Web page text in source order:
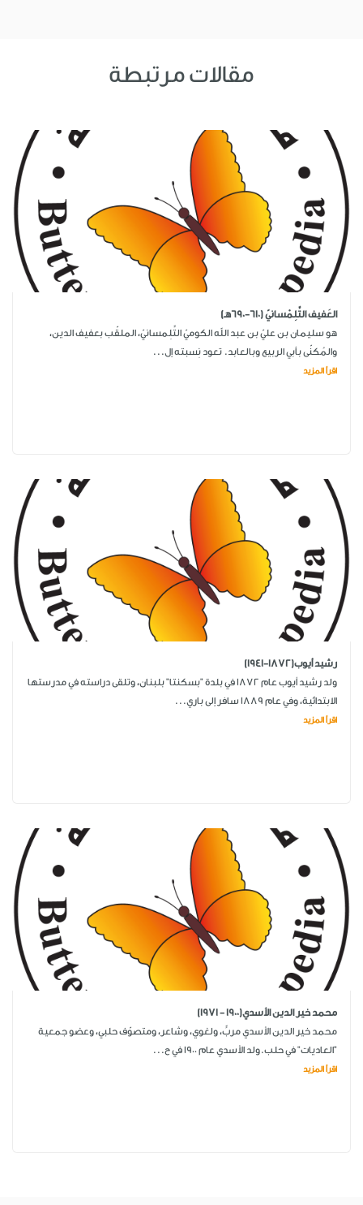
مقالات مرتبطة
العَفيف التِّلِمْسانيّ (610-690هـ)
هو سليمان بن عليّ بن عبد الله الكوميّ التِّلِمسانيّ، الملقّب بعفيف الدين،
والمُكنّى بأبي الربيع وبالعابد. تعود نِسبته إل...
اقرأ المزيد
رشيد أيوب(1872-1941)
ولد رشيد أيوب عام 1872 في بلدة "بسكنتا" بلبنان، وتلقى دراسته في مدرستها
الابتدائية، وفي عام 1889 سافر إلى باري...
اقرأ المزيد
محمد خير الدين الأسدي(1900 - 1971)
محمد خير الدين الأسدي مربٍّ، ولغوي، وشاعر، ومتصوّف حلبي، وعضو جمعية
"العاديات" في حلب.ولد الأسدي عام 1900 في ح...
اقرأ المزيد